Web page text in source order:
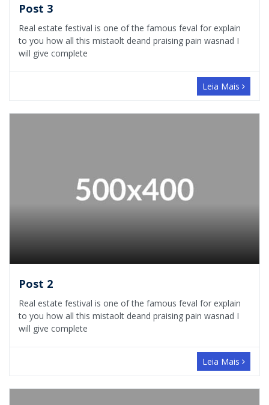
Post 3
Real estate festival is one of the famous feval for explain
to you how all this mistaolt deand praising pain wasnad I
will give complete
Leia Mais
Post 2
Real estate festival is one of the famous feval for explain
to you how all this mistaolt deand praising pain wasnad I
will give complete
Leia Mais